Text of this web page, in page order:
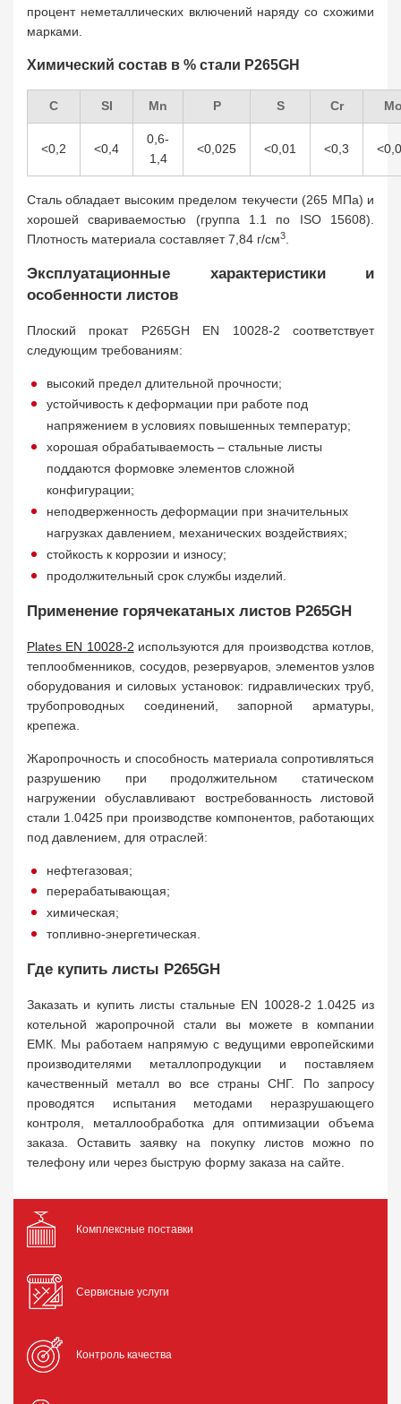
процент неметаллических включений наряду со схожими
марками.
Химический состав в % стали P265GH
C SI Mn P S Cr
<0,2 <0,4
0,6-
1,4
<0,025 <0,01 <0,3
Сталь обладает высоким пределом текучести (265 МПа) и
хорошей свариваемостью (группа 1.1 по ISO 15608).
Плотность материала составляет 7,84 г/см3
Эксплуатационные характеристики и
особенности листов
Плоский прокат P265GH EN 10028-2 соответствует
следующим требованиям:
высокий предел длительной прочности;
устойчивость к деформации при работе под
напряжением в условиях повышенных температур;
хорошая обрабатываемость – стальные листы
поддаются формовке элементов сложной
конфигурации;
неподверженность деформации при значительных
нагрузках давлением, механических воздействиях;
стойкость к коррозии и износу;
продолжительный срок службы изделий.
Применение горячекатаных листов P265GH
Plates EN 10028-2 используются для производства котлов,
теплообменников, сосудов, резервуаров, элементов узлов
оборудования и силовых установок: гидравлических труб,
трубопроводных соединений, запорной арматуры,
крепежа.
Жаропрочность и способность материала сопротивляться
разрушению при продолжительном статическом
нагружении обуславливают востребованность листовой
стали 1.0425 при производстве компонентов, работающих
под давлением, для отраслей:
нефтегазовая;
перерабатывающая;
химическая;
топливно-энергетическая.
Где купить листы P265GH
Заказать и купить листы стальные EN 10028-2 1.0425 из
котельной жаропрочной стали вы можете в компании
ЕМК. Мы работаем напрямую с ведущими европейскими
производителями металлопродукции и поставляем
качественный металл во все страны СНГ. По запросу
проводятся испытания методами неразрушающего
контроля, металлообработка для оптимизации объема
заказа. Оставить заявку на покупку листов можно по
телефону или через быструю форму заказа на сайте.
Комплексные поставки
Сервисные услуги
Контроль качества